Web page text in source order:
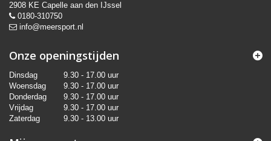
2908 KE Capelle aan den IJssel
0180-310750
info@meersport.nl
Onze openingstijden
Dinsdag
9.30 - 17.00 uur
Woensdag
9.30 - 17.00 uur
Donderdag
9.30 - 17.00 uur
Vrijdag
9.30 - 17.00 uur
Zaterdag
9.30 - 13.00 uur